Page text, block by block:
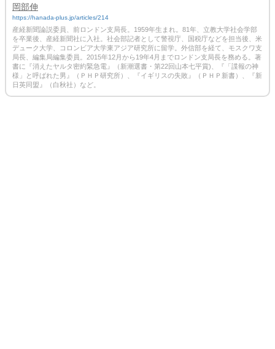
岡部伸
https://hanada-plus.jp/articles/214
産経新聞論説委員、前ロンドン支局長。1959年生まれ。81年、立教大学社会学部
を卒業後、産経新聞社に入社。社会部記者として警視庁、国税庁などを担当後、米
デューク大学、コロンビア大学東アジア研究所に留学。外信部を経て、モスクワ支
局長、編集局編集委員。2015年12月から19年4月までロンドン支局長を務める。著
書に『消えたヤルタ密約緊急電』（新潮選書・第22回山本七平賞)、『「諜報の神
様」と呼ばれた男』（ＰＨＰ研究所）、『イギリスの失敗』（ＰＨＰ新書）、『新
日英同盟』（白秋社）など。